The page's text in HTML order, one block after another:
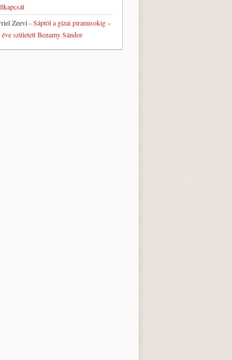
Zeevi-Sáptól a gízai piramisokig –
éve született Benamy Sándor